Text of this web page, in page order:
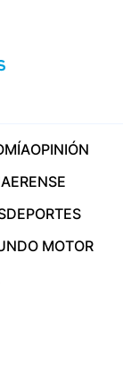
OPINIÓN
DEPORTES
MOTOR